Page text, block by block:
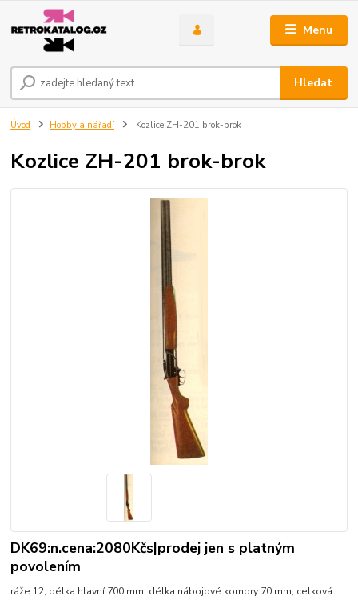
Menu
Hledat
Úvod Hobby a nářadí Kozlice ZH-201 brok-brok
Kozlice ZH-201 brok-brok
DK69:n.cena:2080Kčs|prodej jen s platným
povolením
ráže 12, délka hlavní 700 mm, délka nábojové komory 70 mm, celková